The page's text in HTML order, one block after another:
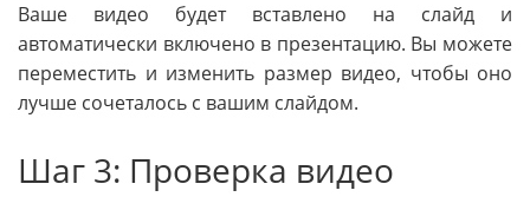
Ваше видео будет вставлено на слайд и
автоматически включено в презентацию. Вы можете
переместить и изменить размер видео, чтобы оно
лучше сочеталось с вашим слайдом.
Шаг 3: Проверка видео